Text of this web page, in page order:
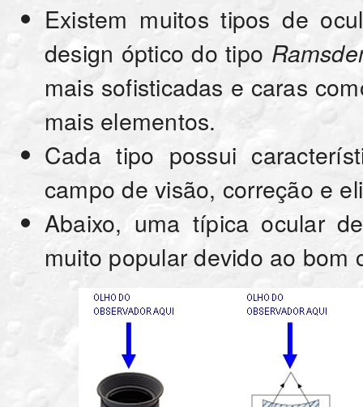
Existem muitos tipos de
design óptico do tipo
mais sofisticadas e caras
mais elementos.
Cada tipo possui
campo de visão, correção e
Abaixo, uma típica ocular
muito popular devido ao